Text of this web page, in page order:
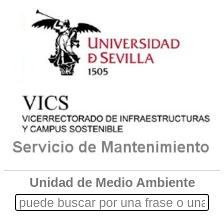
Unidad de Medio Ambiente